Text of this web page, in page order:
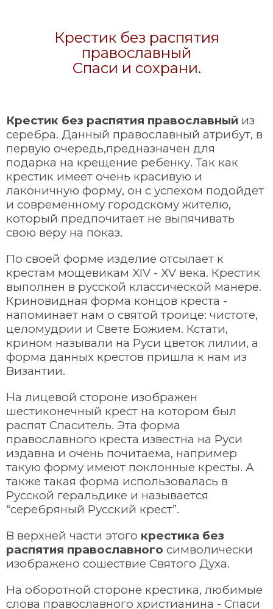
Крестик без распятия
православный
Спаси и сохрани.
Крестик без распятия православный из
серебра. Данный православный атрибут, в
первую очередь,предназначен для
подарка на крещение ребенку. Так как
крестик имеет очень красивую и
лаконичную форму, он с успехом подойдет
и современному городскому жителю,
который предпочитает не выпячивать
свою веру на показ.
По своей форме изделие отсылает к
крестам мощевикам XIV - XV века. Крестик
выполнен в русской классической манере.
Криновидная форма концов креста -
напоминает нам о святой троице: чистоте,
целомудрии и Свете Божием. Кстати,
крином называли на Руси цветок лилии, а
форма данных крестов пришла к нам из
Византии.
На лицевой стороне изображен
шестиконечный крест на котором был
распят Спаситель. Эта форма
православного креста известна на Руси
издавна и очень почитаема, например
такую форму имеют поклонные кресты. А
также такая форма использовалась в
Русской геральдике и называется
“серебряный Русский крест”.
В верхней части этого крестика без
распятия православного символически
изображено сошествие Святого Духа.
На оборотной стороне крестика, любимые
слова православного христианина - Спаси